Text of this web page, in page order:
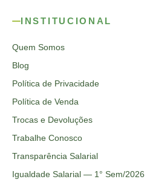
INSTITUCIONAL
Quem Somos
Blog
Política de Privacidade
Política de Venda
Trocas e Devoluções
Trabalhe Conosco
Transparência Salarial
Igualdade Salarial — 1° Sem/2026